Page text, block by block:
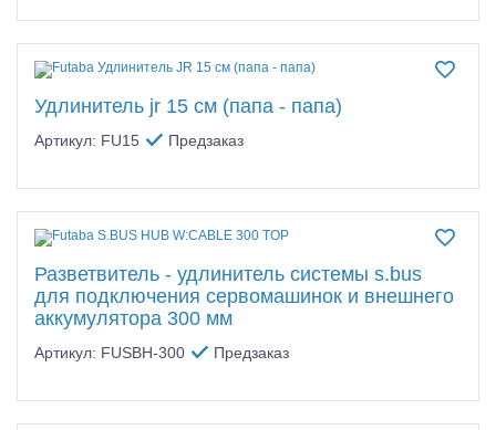
Удлинитель jr 15 см (папа - папа)
Артикул: FU15 Предзаказ
Разветвитель - удлинитель системы s.bus
для подключения сервомашинок и внешнего
аккумулятора 300 мм
Артикул: FUSBH-300 Предзаказ